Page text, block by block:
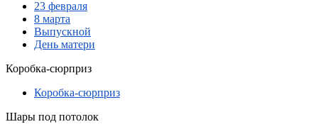
23 февраля
8 марта
Выпускной
День матери
Коробка-сюрприз
Коробка-сюрприз
Шары под потолок